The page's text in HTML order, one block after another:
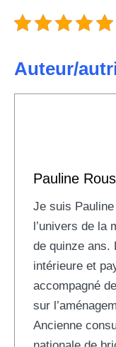
Auteur/
Pauline
Je suis
l’univers de la
de quinze ans.
intérieure et
accompagné
sur
Ancienne